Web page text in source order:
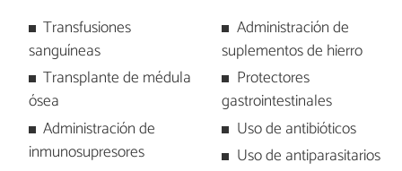
Transfusiones
sanguíneas
Transplante de médula
ósea
Administración de
inmunosupresores
Administración de
suplementos de hierro
Protectores
gastrointestinales
Uso de antibióticos
Uso de antiparasitarios